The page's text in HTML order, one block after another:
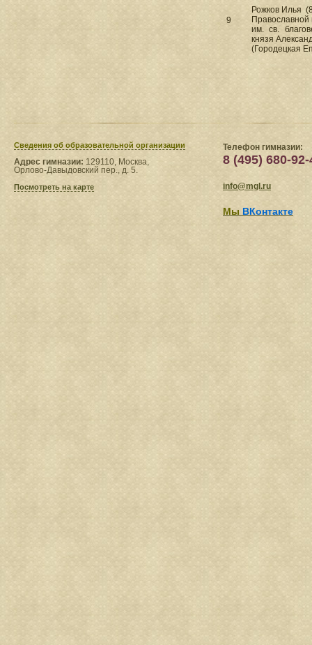
9
Рожков Илья
Православной
им. св.
князя
(Городецкая
Сведения​ об образовательной организации
Адрес гимназии: 129110, Москва,
Орлово-Давыдовский пер., д. 5.
Посмотреть на карте
Телефон гимназии:
8 (495) 680-92-
info@mgl.ru
Мы ВКонтакте